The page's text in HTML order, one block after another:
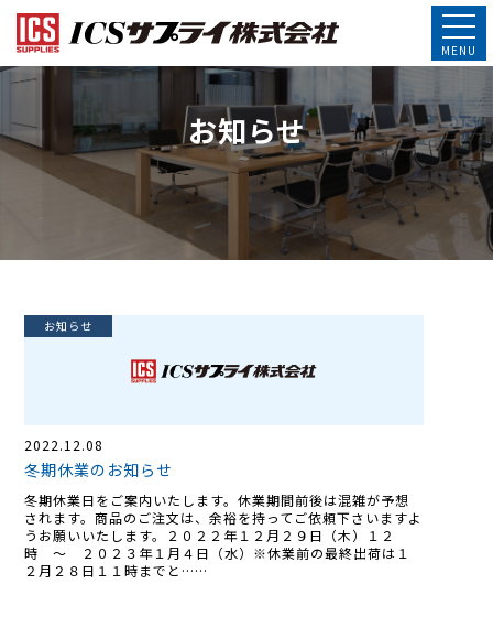
お知らせ
お知らせ
2022.12.08
冬期休業のお知らせ
冬期休業日をご案内いたします。休業期間前後は混雑が予想
されます。商品のご注文は、余裕を持ってご依頼下さいますよ
うお願いいたします。２０２２年１２月２９日（木）１２
時 ～ ２０２３年１月４日（水）※休業前の最終出荷は１
２月２８日１１時までと……